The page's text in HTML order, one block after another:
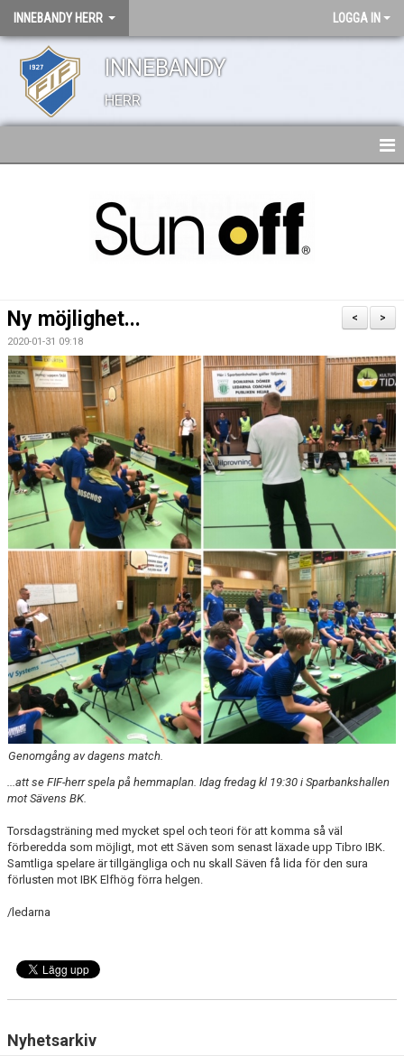
INNEBANDY HERR LOGGA IN
INNEBANDY
HERR
DOKUMENT
KONTAKT
TABELL & RESULTAT
MATCHER
>
<
Ny möjlighet...
2020-01-31 09:18
Genomgång av dagens match.
...att se FIF-herr spela på hemmaplan. Idag fredag kl 19:30 i Sparbankshallen
mot Sävens BK.
Torsdagsträning med mycket spel och teori för att komma så väl
förberedda som möjligt, mot ett Säven som senast läxade upp Tibro IBK.
Samtliga spelare är tillgängliga och nu skall Säven få lida för den sura
förlusten mot IBK Elfhög förra helgen.
/ledarna
Nyhetsarkiv